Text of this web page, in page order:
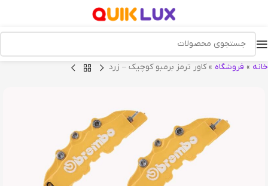
خانه » فروشگاه »کاور ترمز برمبو کوچیک – زرد